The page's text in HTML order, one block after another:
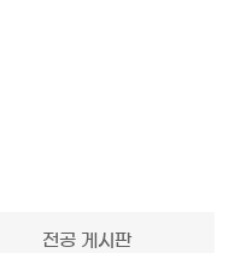
전공 게시판